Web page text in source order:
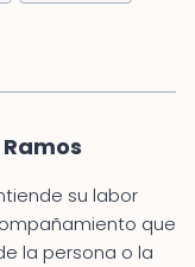
su labor
que
la persona o la